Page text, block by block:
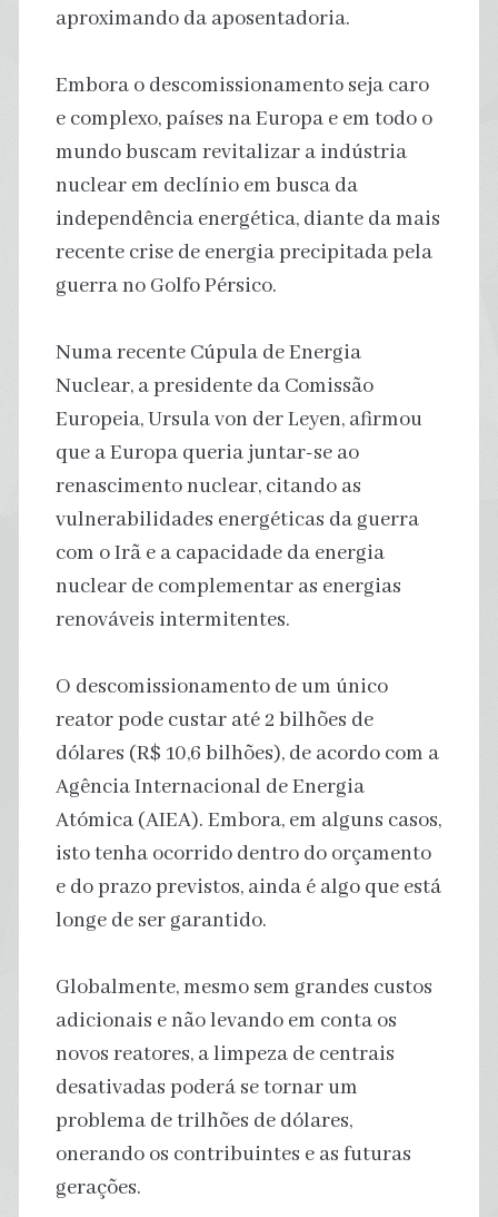
aproximando da aposentadoria.
Embora o descomissionamento seja caro
e complexo, países na Europa e em todo o
mundo buscam revitalizar a indústria
nuclear em declínio em busca da
independência energética, diante da mais
recente crise de energia precipitada pela
guerra no Golfo Pérsico.
Numa recente Cúpula de Energia
Nuclear, a presidente da Comissão
Europeia, Ursula von der Leyen, afirmou
que a Europa queria juntar-se ao
renascimento nuclear, citando as
vulnerabilidades energéticas da guerra
com o Irã e a capacidade da energia
nuclear de complementar as energias
renováveis intermitentes.
O descomissionamento de um único
reator pode custar até 2 bilhões de
dólares (R$ 10,6 bilhões), de acordo com a
Agência Internacional de Energia
Atómica (AIEA). Embora, em alguns casos,
isto tenha ocorrido dentro do orçamento
e do prazo previstos, ainda é algo que está
longe de ser garantido.
Globalmente, mesmo sem grandes custos
adicionais e não levando em conta os
novos reatores, a limpeza de centrais
desativadas poderá se tornar um
problema de trilhões de dólares,
onerando os contribuintes e as futuras
gerações.